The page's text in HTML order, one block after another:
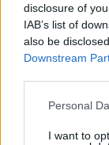
disclosure of
IAB’s list of
also be
Downstream
Please note
not limited to
Personal
I want to